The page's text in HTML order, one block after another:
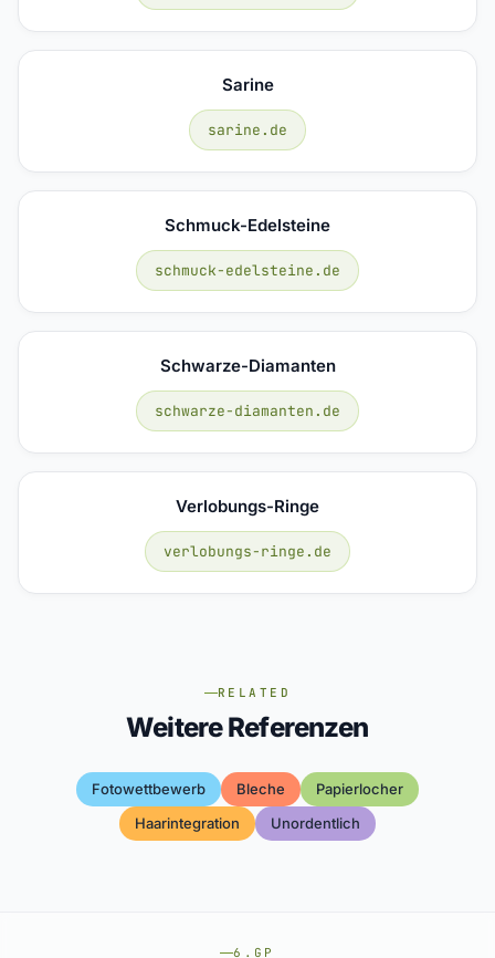
Sarine
sarine.de
Schmuck-Edelsteine
schmuck-edelsteine.de
Schwarze-Diamanten
schwarze-diamanten.de
Verlobungs-Ringe
verlobungs-ringe.de
RELATED
Weitere Referenzen
Fotowettbewerb Bleche
Papierlocher
Haarintegration
Unordentlich
6.GP